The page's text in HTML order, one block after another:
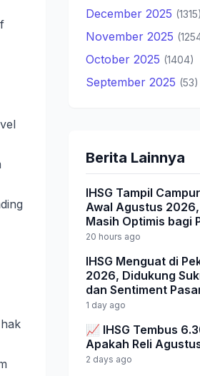
December 2025 (1315)
November 2025
October 2025 (1404)
September 2025 (53)
Berita Lainnya
IHSG Tampil
Awal Agustus
Masih Optimis bagi
20 hours ago
IHSG Menguat di
2026, Didukung
dan Sentiment
1 day ago
📈 IHSG Tembus
Apakah Reli
2 days ago